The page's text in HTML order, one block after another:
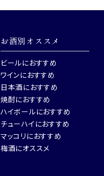
お酒別オススメ
ビールにおすすめ
ワインにおすすめ
日本酒におすすめ
焼酎におすすめ
ハイボールにおすすめ
チューハイにおすすめ
マッコリにおすすめ
梅酒にオススメ